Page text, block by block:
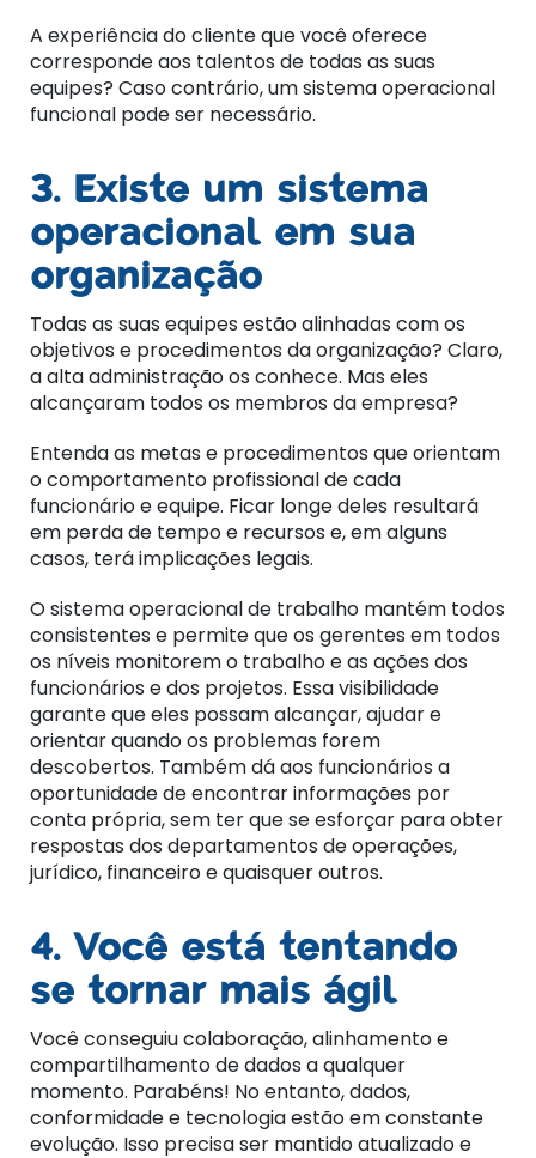
A experiência do cliente que você oferece
corresponde aos talentos de todas as suas
equipes? Caso contrário, um sistema operacional
funcional pode ser necessário.
3. Existe um sistema
operacional em sua
organização
Todas as suas equipes estão alinhadas com os
objetivos e procedimentos da organização? Claro,
a alta administração os conhece. Mas eles
alcançaram todos os membros da empresa?
Entenda as metas e procedimentos que orientam
o comportamento profissional de cada
funcionário e equipe. Ficar longe deles resultará
em perda de tempo e recursos e, em alguns
casos, terá implicações legais.
O sistema operacional de trabalho mantém todos
consistentes e permite que os gerentes em todos
os níveis monitorem o trabalho e as ações dos
funcionários e dos projetos. Essa visibilidade
garante que eles possam alcançar, ajudar e
orientar quando os problemas forem
descobertos. Também dá aos funcionários a
oportunidade de encontrar informações por
conta própria, sem ter que se esforçar para obter
respostas dos departamentos de operações,
jurídico, financeiro e quaisquer outros.
4. Você está tentando
se tornar mais ágil
Você conseguiu colaboração, alinhamento e
compartilhamento de dados a qualquer
momento. Parabéns! No entanto, dados,
conformidade e tecnologia estão em constante
evolução. Isso precisa ser mantido atualizado e